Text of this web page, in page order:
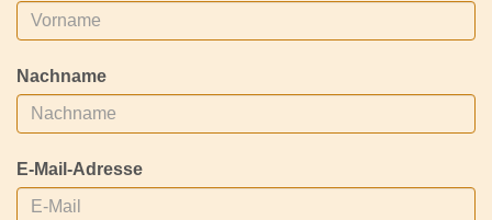
Nachname
E-Mail-Adresse